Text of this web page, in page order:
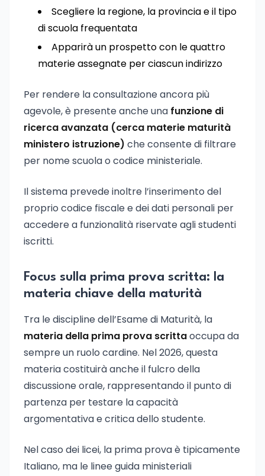
Scegliere la regione, la provincia e il tipo
di scuola frequentata
Apparirà un prospetto con le quattro
materie assegnate per ciascun indirizzo
Per rendere la consultazione ancora più
agevole, è presente anche una funzione di
ricerca avanzata (cerca materie maturità
ministero istruzione) che consente di filtrare
per nome scuola o codice ministeriale.
Il sistema prevede inoltre l’inserimento del
proprio codice fiscale e dei dati personali per
accedere a funzionalità riservate agli studenti
iscritti.
Focus sulla prima prova scritta: la
materia chiave della maturità
Tra le discipline dell’Esame di Maturità, la
materia della prima prova scrittaoccupa da
sempre un ruolo cardine. Nel 2026, questa
materia costituirà anche il fulcro della
discussione orale, rappresentando il punto di
partenza per testare la capacità
argomentativa e critica dello studente.
Nel caso dei licei, la prima prova è tipicamente
Italiano, ma le linee guida ministeriali